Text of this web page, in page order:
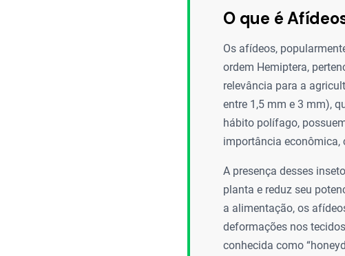
O que é
Os afídeos,
ordem Hemiptera,
relevância para a
entre 1,5 mm e 3 mm),
hábito polífago,
importância econômica,
A presença desses
planta e reduz seu
a alimentação, os
deformações nos
conhecida como